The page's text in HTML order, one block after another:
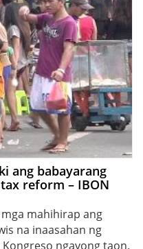
ang babayarang
reform – IBON
mahihirap ang
na inaasahan ng
ngayong taon.